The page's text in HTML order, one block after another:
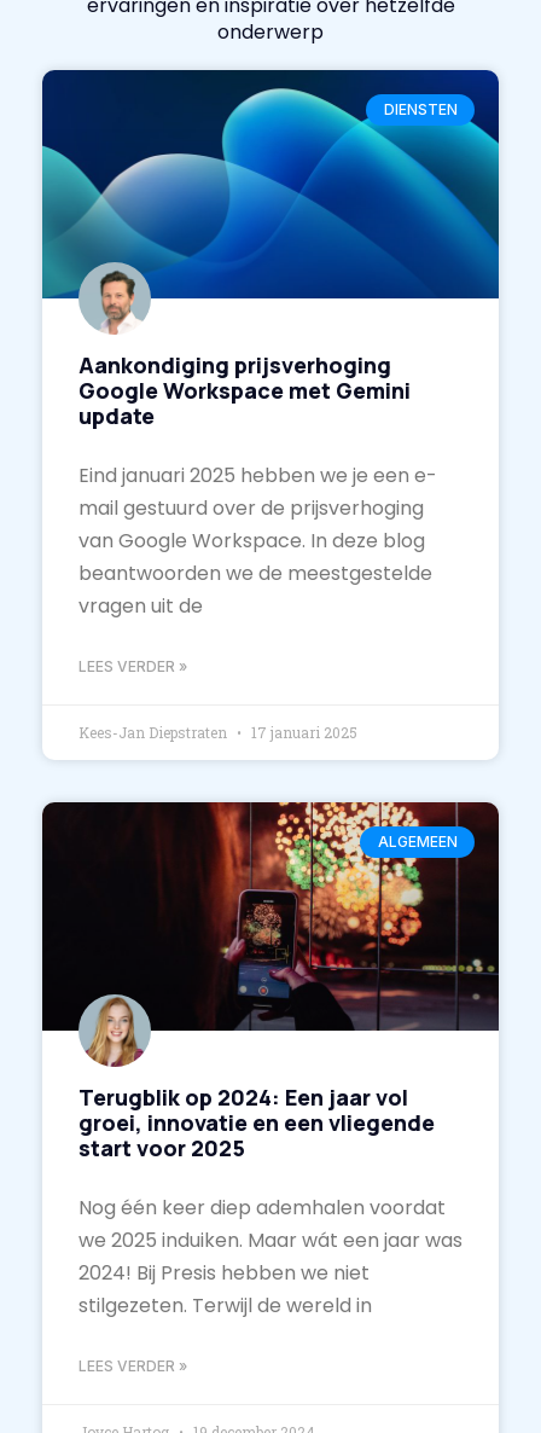
ervaringen en inspiratie over hetzelfde
onderwerp
DIENSTEN
Aankondiging prijsverhoging
Google Workspace met Gemini
update
Eind januari 2025 hebben we je een e-
mail gestuurd over de prijsverhoging
van Google Workspace. In deze blog
beantwoorden we de meestgestelde
vragen uit de
LEES VERDER »
Kees-Jan Diepstraten 17 januari 2025
ALGEMEEN
Terugblik op 2024: Een jaar vol
groei, innovatie en een vliegende
start voor 2025
Nog één keer diep ademhalen voordat
we 2025 induiken. Maar wát een jaar was
2024! Bij Presis hebben we niet
stilgezeten. Terwijl de wereld in
LEES VERDER »